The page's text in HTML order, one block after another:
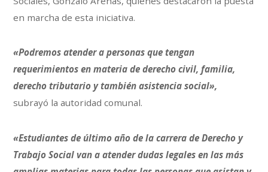
en marcha de esta iniciativa.
«Podremos atender a personas que tengan
requerimientos en materia de derecho civil, familia,
derecho tributario y también asistencia social»,
subrayó la autoridad comunal.
«Estudiantes de último año de la carrera de Derecho y
Trabajo Social van a atender dudas legales en las más